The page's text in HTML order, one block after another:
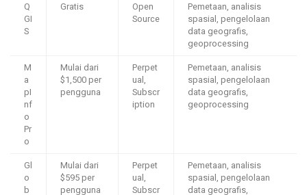
Q
GI
S
Gratis
Open
Source
Pemetaan, analisis
spasial, pengelolaan
data geografis,
geoprocessing
M
a
pI
nf
o
Pr
o
Mulai dari
$1,500 per
pengguna
Perpet
ual,
Subscr
iption
Pemetaan, analisis
spasial, pengelolaan
data geografis,
geoprocessing
Gl
o
b
Mulai dari
$595 per
pengguna
Perpet
ual,
Subscr
Pemetaan, analisis
spasial, pengelolaan
data geografis,